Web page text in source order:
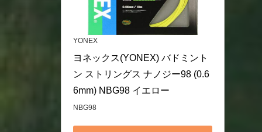
YONEX
ヨネックス(YONEX) バドミント
ン ストリングス ナノジー98 (0.6
6mm) NBG98 イエロー
NBG98